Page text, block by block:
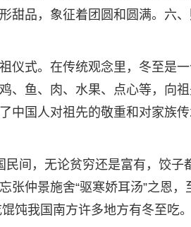
甜品，象征着团圆和圆满。六
仪式。在传统观念里，冬至是
、鱼、肉、水果、点心等，向
中国人对祖先的敬重和对家族
间，无论贫穷还是富有，饺子
张仲景施舍“驱寒娇耳汤”之恩，
饨我国南方许多地方有冬至吃